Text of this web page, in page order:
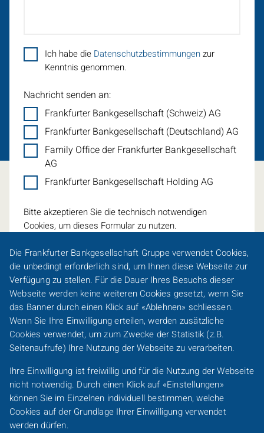
Die Frankfurter Bankgesellschaft Gruppe verwendet Cookies,
die unbedingt erforderlich sind, um Ihnen diese Webseite zur
Verfügung zu stellen. Für die Dauer Ihres Besuchs dieser
Webseite werden keine weiteren Cookies gesetzt, wenn Sie
das Banner durch einen Klick auf «Ablehnen» schliessen.
Wenn Sie Ihre Einwilligung erteilen, werden zusätzliche
Cookies verwendet, um zum Zwecke der Statistik (z.B.
Seitenaufrufe) Ihre Nutzung der Webseite zu verarbeiten.
Ihre Einwilligung ist freiwillig und für die Nutzung der Webseite
nicht notwendig. Durch einen Klick auf «Einstellungen»
können Sie im Einzelnen individuell bestimmen, welche
Cookies auf der Grundlage Ihrer Einwilligung verwendet
werden dürfen.
Ich habe die Datenschutzbestimmungenzur
Kenntnis genommen.
Nachricht senden an:
Frankfurter Bankgesellschaft (Schweiz) AG
Frankfurter Bankgesellschaft (Deutschland) AG
Family Office der Frankfurter Bankgesellschaft
AG
Frankfurter Bankgesellschaft Holding AG
Bitte akzeptieren Sie die technisch notwendigen
Cookies, um dieses Formular zu nutzen.
Eine Spur persönlicher
Footer-
Line-
DACH
/
FO
Karriere Presse Sitemap Barrierefreiheit
Kundeninformationen Impressum Datenschutz
Footer-
DACH
/ Frankfurter Bankgesellschaft Gruppe